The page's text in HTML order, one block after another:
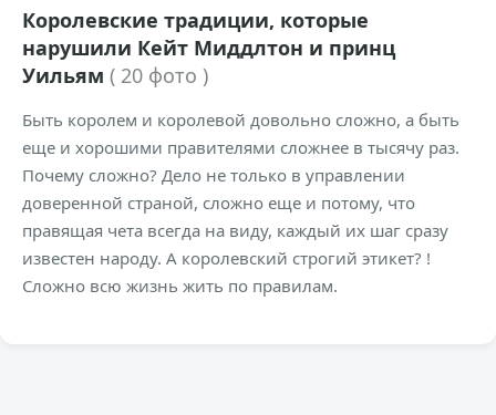
Королевские традиции, которые
нарушили Кейт Миддлтон и принц
Уильям ( 20 фото )
Быть королем и королевой довольно сложно, а быть
еще и хорошими правителями сложнее в тысячу раз.
Почему сложно? Дело не только в управлении
доверенной страной, сложно еще и потому, что
правящая чета всегда на виду, каждый их шаг сразу
известен народу. А королевский строгий этикет? !
Сложно всю жизнь жить по правилам.